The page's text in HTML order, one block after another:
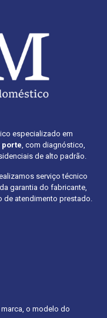
especializado em
porte, com diagnóstico,
de alto padrão.
serviço técnico
garantia do fabricante,
atendimento prestado.
o modelo do